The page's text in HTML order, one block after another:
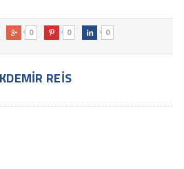
 0  0  0
REIS